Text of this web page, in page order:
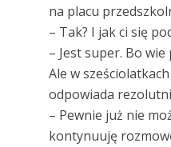
na placu
– Tak? I jak ci się
– Jest super. Bo
Ale w
odpowiada
– Pewnie już nie
kontynuuję